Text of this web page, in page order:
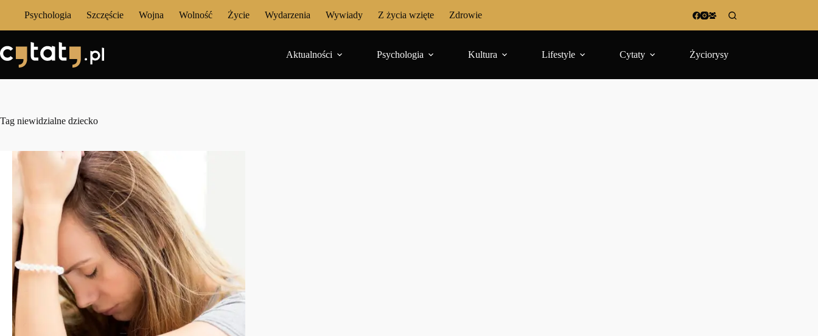
Psychologia Szczęście Wojna Wolność Życie Wydarzenia Wywiady Z życia wzięte Zdrowie
Aktualności Psychologia Kultura Lifestyle Cytaty Życiorysy
Tag niewidzialne dziecko